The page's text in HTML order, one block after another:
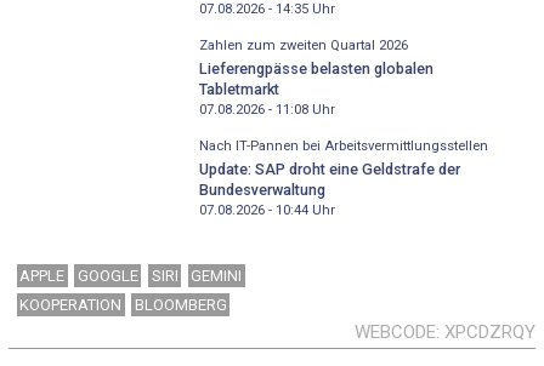
07.08.2026 - 14:35Uhr
Zahlen zum zweiten Quartal 2026
Lieferengpässe belasten globalen
Tabletmarkt
07.08.2026 - 11:08Uhr
Nach IT-Pannen bei Arbeitsvermittlungsstellen
Update: SAP droht eine Geldstrafe der
Bundesverwaltung
07.08.2026 - 10:44Uhr
APPLE GOOGLE SIRI
GEMINI
KOOPERATION
BLOOMBERG
WEBCODE XPCDZRQY